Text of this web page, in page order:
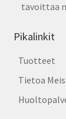
tavoittaa
Pikalinkit
Tuotteet
Tietoa